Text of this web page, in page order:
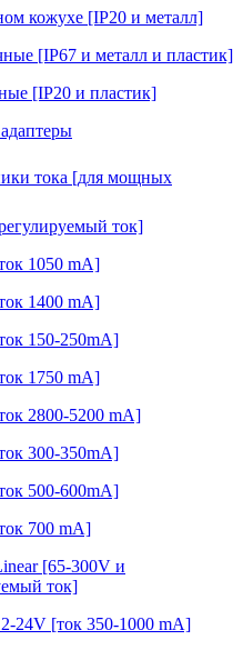
кожухе [IP20 и металл]
[IP67 и металл и пластик]
[IP20 и пластик]
тока [для мощных
ток]
1050 mA]
1400 mA]
150-250mA]
1750 mA]
2800-5200 mA]
300-350mA]
500-600mA]
700 mA]
[65-300V и
ток]
24V [ток 350-1000 mA]